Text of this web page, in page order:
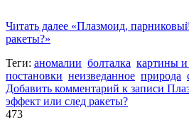
Читать далее «Плазмоид,
ракеты?»
Теги: аномалии болталка картины
постановки неизведанное природа
Добавить комментарий к записи
эффект или след ракеты?
473